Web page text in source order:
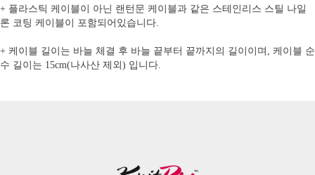
+ 플라스틱 케이블이 아닌 랜턴문 케이블과 같은 스테인리스 스틸 나일
론 코팅 케이블이 포함되어있습니다.
+ 케이블 길이는 바늘 체결 후 바늘 끝부터 끝까지의 길이이며, 케이블 순
수 길이는 15cm(나사산 제외) 입니다.